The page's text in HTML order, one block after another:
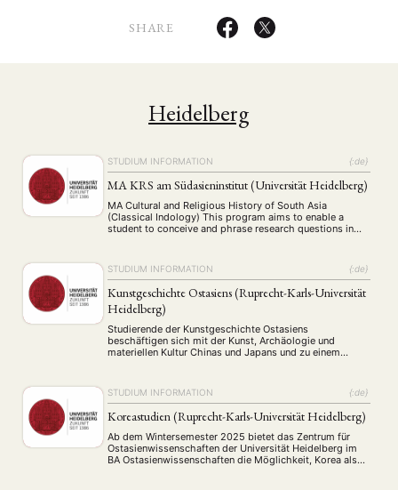
SHARE
Heidelberg
STUDIUM INFORMATION {:de}
MA KRS am Südasieninstitut (Universität Heidelberg)
MA Cultural and Religious History of South Asia
(Classical Indology) This program aims to enable a
student to conceive and phrase research questions in
discipline. During the Master's program, the students
acquire a comprehensive and …
STUDIUM INFORMATION {:de}
Kunstgeschichte Ostasiens (Ruprecht-Karls-Universität
Heidelberg)
Studierende der Kunstgeschichte Ostasiens
beschäftigen sich mit der Kunst, Archäologie und
materiellen Kultur Chinas und Japans und zu einem
und Architektur, bis hin zu Keramik, Kunsthandwerk und
Fotografie sowie alle Epochen vom Neolithikum bis zur
Gegenwart. Das Institut für Kunstgeschichte Ostasiens …
STUDIUM INFORMATION {:de}
Koreastudien (Ruprecht-Karls-Universität Heidelberg)
Ab dem Wintersemester 2025 bietet das Zentrum für
Ostasienwissenschaften der Universität Heidelberg im
BA Ostasienwissenschaften die Möglichkeit, Korea als